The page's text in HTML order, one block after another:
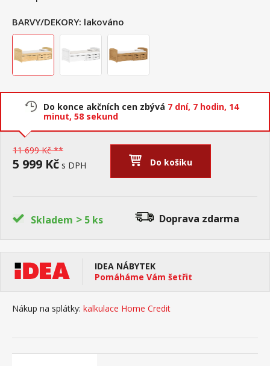
BARVY/DEKORY: lakováno
Do konce akčních cen zbývá 7 dní, 7 hodin, 14
minut, 58 sekund
11 699 Kč **
5 999 Kč s DPH Do košíku
Skladem > 5 ks Doprava zdarma
IDEA NÁBYTEK
Pomáháme Vám šetřit
Nákup na splátky: kalkulace Home Credit